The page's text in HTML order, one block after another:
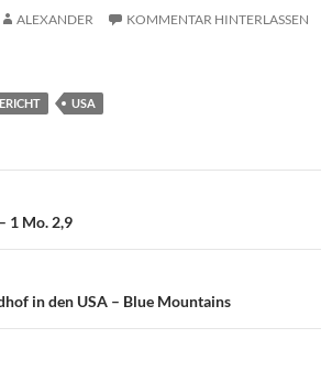
ALEXANDER KOMMENTAR HINTERLASSEN
USA
1 Mo. 2,9
in den USA – Blue Mountains